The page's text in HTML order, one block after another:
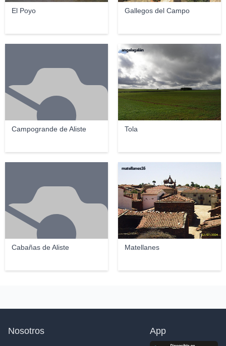
El Poyo Gallegos del Campo
Campogrande de Aliste Tola
angelagalán
Cabañas de Aliste Matellanes
matellanes16
Nosotros App